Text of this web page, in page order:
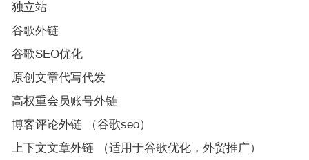
独立站
谷歌外链
谷歌SEO优化
原创文章代写代发
高权重会员账号外链
博客评论外链 （谷歌seo）
上下文文章外链 （适用于谷歌优化，外贸推广）